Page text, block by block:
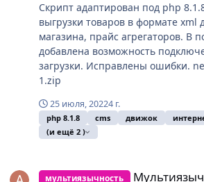
Скрипт адаптирован под php
выгрузки товаров в формате xml
магазина, прайс агрегаторов. В
добавлена возможность
загрузки. Исправлены ошибки.
1.zip
25 июля, 20224 г.
php 8.1.8 cms движок
(и ещё 2 )
мультиязычность